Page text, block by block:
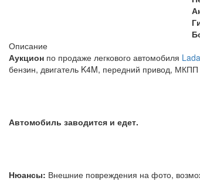
Описание
Аукцион по продаже легкового автомобиля Lada
бензин, двигатель
Автомобиль заводится и едет.
Нюансы: Внешние повреждения на фото,